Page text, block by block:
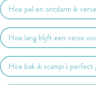
Hoe pel en ontdarm ik
Hoe lang blijft een verse
Hoe bak ik scampi's